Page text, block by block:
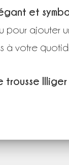
et
pour ajouter
à votre
trousse